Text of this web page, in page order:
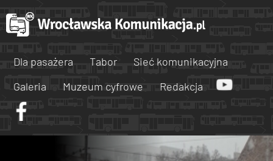
Dla pasażera Tabor
Sieć komunikacyjna
Galeria
Muzeum cyfrowe Redakcja